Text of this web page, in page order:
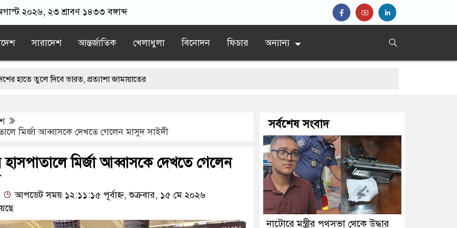
২০২৬, ২৩ শ্রাবণ ১৪৩৩ বঙ্গাব্দ
সারাদেশ আন্তর্জাতিক খেলাধুলা বিনোদন ফিচার অন্যান্য
দিবে ভারত, প্রত্যাশা জামায়াতের
মার্কিন ঘাঁটিতে নিখুঁত হামলা চালান ইরানি পাইলটরা
কাছে পাঠাতেন ইসলামী বিশ্ববিদ্যালয়ের ছাত্রী
হতেই মর্মান্তিক দুই দুর্ঘটনা, ঝরে গেল ১৫ প্রাণ
মির্জা আব্বাসকে দেখতে গেলেন মাসুদ সাইদী
হাসপাতালে মির্জা আব্বাসকে দেখতে গেলেন
আপডেট সময় ১২:১১:১৫ পূর্বাহ্ন, শুক্রবার, ১৫ মে ২০২৬
সর্বশেষ সংবাদ
নাটোরে মন্ত্রীর পথসভা থেকে উদ্ধার